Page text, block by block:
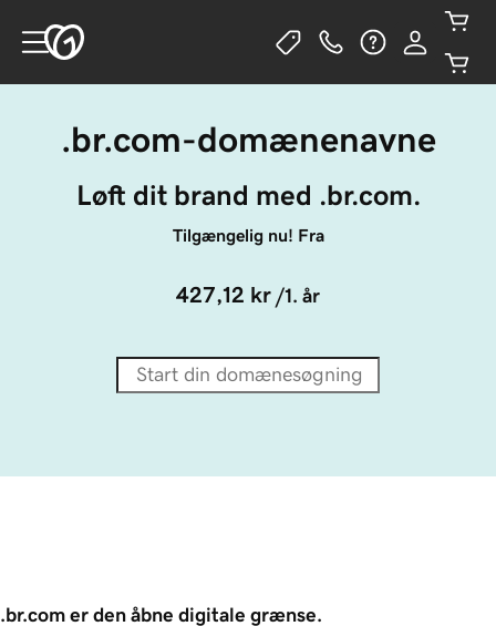
.br.com-domænenavne
Løft dit brand med .br.com.
Tilgængelig nu! Fra
427,12 kr /1. år
.br.com er den åbne digitale grænse.